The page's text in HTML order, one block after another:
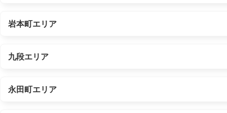
岩本町エリア
九段エリア
永田町エリア